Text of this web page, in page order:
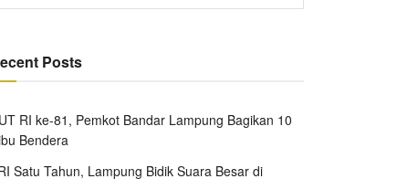
Posts
RI ke-81, Pemkot Bandar Lampung Bagikan 10
Bendera
Satu Tahun, Lampung Bidik Suara Besar di